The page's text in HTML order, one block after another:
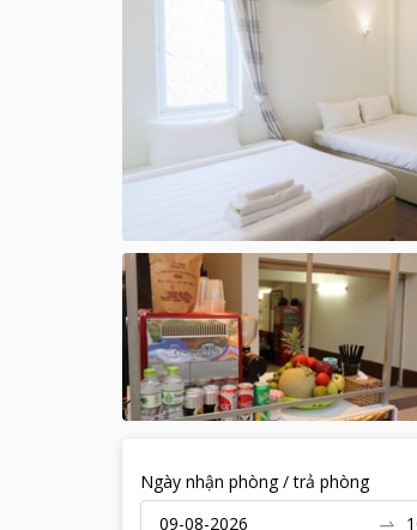
Ngày nhận phòng / trả phòng